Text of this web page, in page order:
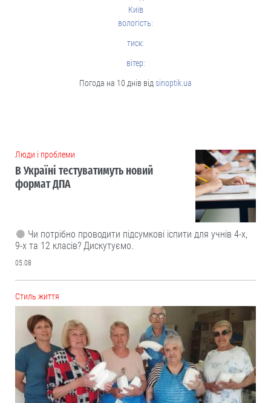
Київ
вологість:
тиск:
вітер:
Погода на 10 днів від sinoptik.ua
Люди і проблеми
В Україні тестуватимуть новий
формат ДПА
Чи потрібно проводити підсумкові іспити для учнів 4-х,
9-х та 12 класів? Дискутуємо.
05.08
Cтиль життя